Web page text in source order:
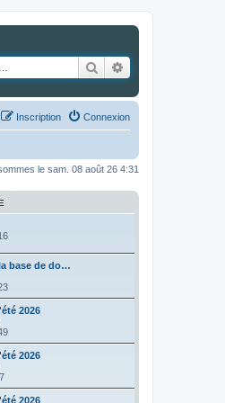
Rechercher
Connexion
Inscription
le sam. 08 août 26 4:31
base de do…
2026
o
n
s
l
e
2026
o
n
s
2026